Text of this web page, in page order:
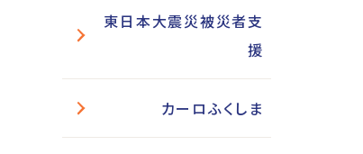
東日本大震災被災者支
援
カーロふくしま